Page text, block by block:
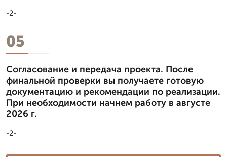
-2-
05
Согласование и передача проекта. После
финальной проверки вы получаете готовую
документацию и рекомендации по реализации.
При необходимости начнем работу в августе
2026 г.
-2-